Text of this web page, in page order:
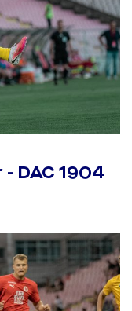
DAC 1904